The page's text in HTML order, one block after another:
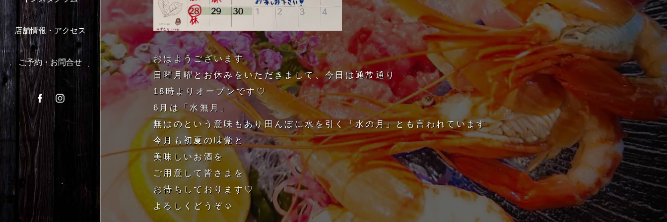
店舗情報・アクセス
ご予約・お問合せ
おはようございます
日曜月曜とお休みをいただきまして、今日は通常通り
18時よりオープンです♡
6月は「水無月」
無はのという意味もあり田んぼに水を引く「水の月」とも言われています
今月も初夏の味覚と
美味しいお酒を
ご用意して皆さまを
お待ちしております♡
よろしくどうぞ☺️